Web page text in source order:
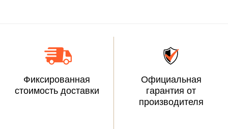
Фиксированная
стоимость доставки
Официальная
гарантия от
производителя